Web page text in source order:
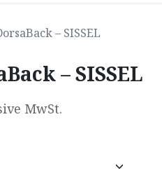
– SISSEL
– SISSEL
MwSt.